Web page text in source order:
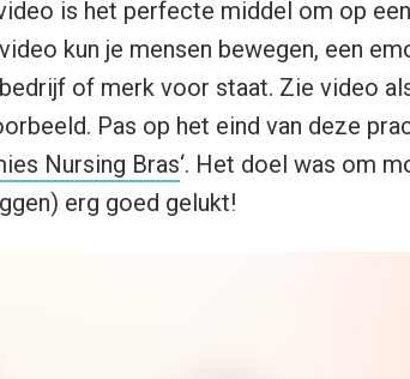
is het perfecte middel om op
kun je mensen bewegen, een
of merk voor staat. Zie video
Pas op het eind van deze
Nursing Bras‘. Het doel was om
erg goed gelukt!